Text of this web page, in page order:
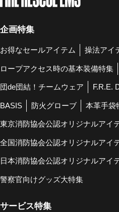
企画特集
お得なセールアイテム 操法アイ
ロープアクセス時の基本装備特集
団de団結！チームウェア F.R.E.
BASIS 防火グローブ 本革手袋
東京消防協会公認オリジナルアイ
全国消防協会公認オリジナルアイ
日本消防協会公認オリジナルアイ
警察官向けグッズ大特集
サービス特集